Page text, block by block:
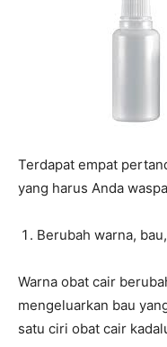
Terdapat empat
yang harus Anda
Berubah warna,
Warna obat cair
mengeluarkan bau
satu ciri obat cair